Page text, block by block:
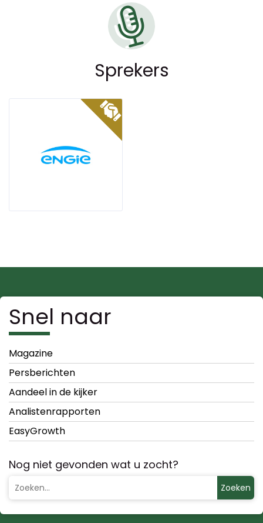
Sprekers
Snel naar
Magazine
Persberichten
Aandeel in de kijker
Analistenrapporten
EasyGrowth
Nog niet gevonden wat u zocht?
Zoeken